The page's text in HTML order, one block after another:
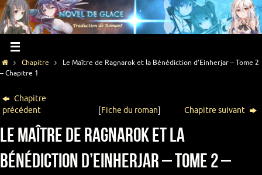
Chapitre
Le Maître de Ragnarok et la Bénédiction d’Einherjar – Tome 2
– Chapitre 1
Chapitre
précédent
[Fiche du roman] Chapitre suivant
Le Maître de Ragnarok et la
Bénédiction d’Einherjar – Tome 2 –